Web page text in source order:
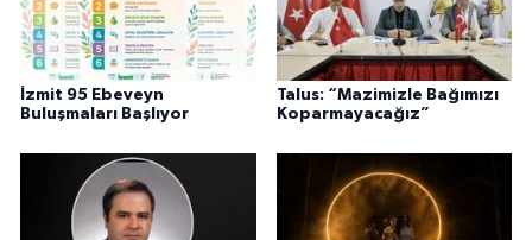
İzmit 95 Ebeveyn
Buluşmaları Başlıyor
Talus: “Mazimizle Bağımızı
Koparmayacağız”